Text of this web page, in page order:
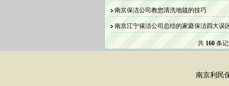
南京保洁公司教您清洗地毯的技巧
南京江宁保洁公司总结的家庭保洁四大误
共 160 条
南京利民